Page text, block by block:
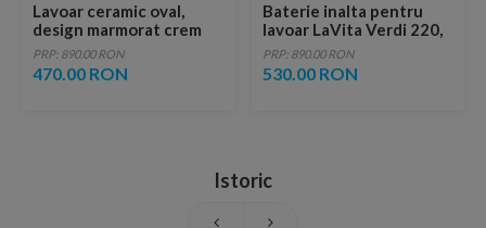
Lavoar ceramic oval,
design marmorat crem
lucios cu vene aurii,
ventil inclus
PRP: 890.00 RON
470.00 RON
Baterie inalta pentru
lavoar LaVita Verdi 220,
fara ventil, brushed
copper
PRP: 890.00 RON
530.00 RON
Istoric